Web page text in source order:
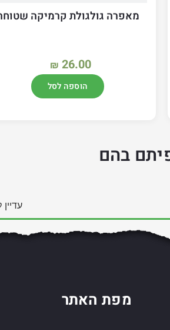
מאפרה גולגולת קרמיקה
₪ 26.00
הוספה לסל
בהם
מפת האתר